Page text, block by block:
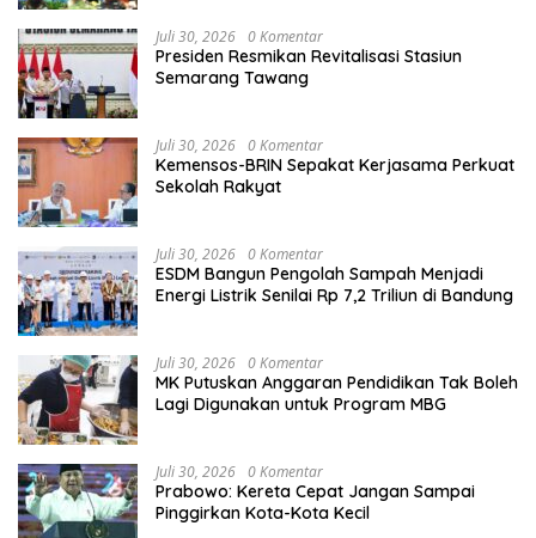
Juli 30, 2026 0 Komentar
Presiden Resmikan Revitalisasi Stasiun
Semarang Tawang
Juli 30, 2026 0 Komentar
Kemensos-BRIN Sepakat Kerjasama Perkuat
Sekolah Rakyat
Juli 30, 2026 0 Komentar
ESDM Bangun Pengolah Sampah Menjadi
Energi Listrik Senilai Rp 7,2 Triliun di Bandung
Juli 30, 2026 0 Komentar
MK Putuskan Anggaran Pendidikan Tak Boleh
Lagi Digunakan untuk Program MBG
Juli 30, 2026 0 Komentar
Prabowo: Kereta Cepat Jangan Sampai
Pinggirkan Kota-Kota Kecil